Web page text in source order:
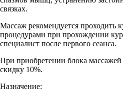
связках.
Массаж рекомендуется проходить
процедурами при прохождении
специалист после первого сеанса.
При приобретении блока
скидку 10%.
Назначение: